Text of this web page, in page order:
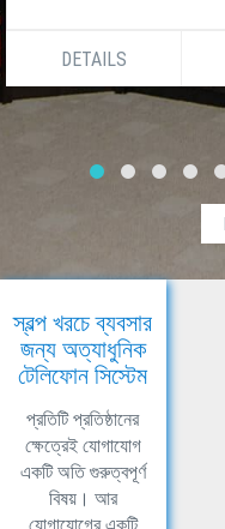
DETAILS
স্বল্প খরচে ব্যবসার
জন্য অত্যাধুনিক
টেলিফোন সিস্টেম
প্রতিটি প্রতিষ্ঠানের
ক্ষেত্রেই যোগাযোগ
একটি অতি গুরুত্বপূর্ণ
বিষয়। আর